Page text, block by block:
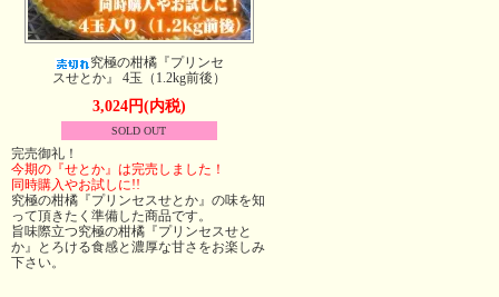
究極の柑橘『プリンセ
スせとか』 4玉（1.2kg前後）
3,024円(内税)
SOLD OUT
完売御礼！
今期の『せとか』は完売しました！
同時購入やお試しに!!
究極の柑橘『プリンセスせとか』の味を知
って頂きたく準備した商品です。
旨味際立つ究極の柑橘『プリンセスせと
か』とろける食感と濃厚な甘さをお楽しみ
下さい。